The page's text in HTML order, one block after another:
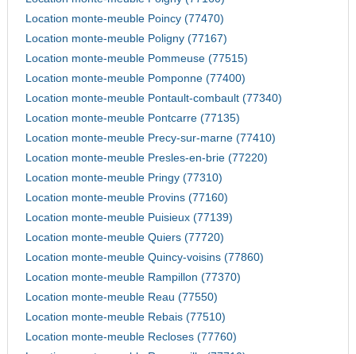
Location monte-meuble Poincy (77470)
Location monte-meuble Poligny (77167)
Location monte-meuble Pommeuse (77515)
Location monte-meuble Pomponne (77400)
Location monte-meuble Pontault-combault (77340)
Location monte-meuble Pontcarre (77135)
Location monte-meuble Precy-sur-marne (77410)
Location monte-meuble Presles-en-brie (77220)
Location monte-meuble Pringy (77310)
Location monte-meuble Provins (77160)
Location monte-meuble Puisieux (77139)
Location monte-meuble Quiers (77720)
Location monte-meuble Quincy-voisins (77860)
Location monte-meuble Rampillon (77370)
Location monte-meuble Reau (77550)
Location monte-meuble Rebais (77510)
Location monte-meuble Recloses (77760)